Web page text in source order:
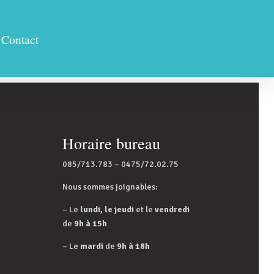
Contact
Horaire bureau
085/713.783 – 0475/72.02.75
Nous sommes joignables:
– Le lundi, le jeudi et levendredi
de 9h à 15h
– Le mardi de 9h à 18h